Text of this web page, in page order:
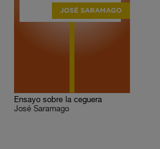
Ensayo sobre la ceguera
José Saramago